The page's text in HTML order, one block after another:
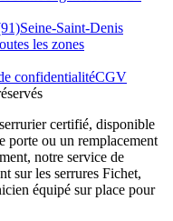
Seine-Saint-Denis
les zones
confidentialitéCGV
certifié, disponible
porte ou un remplacement
notre service de
sur les serrures Fichet,
équipé sur place pour